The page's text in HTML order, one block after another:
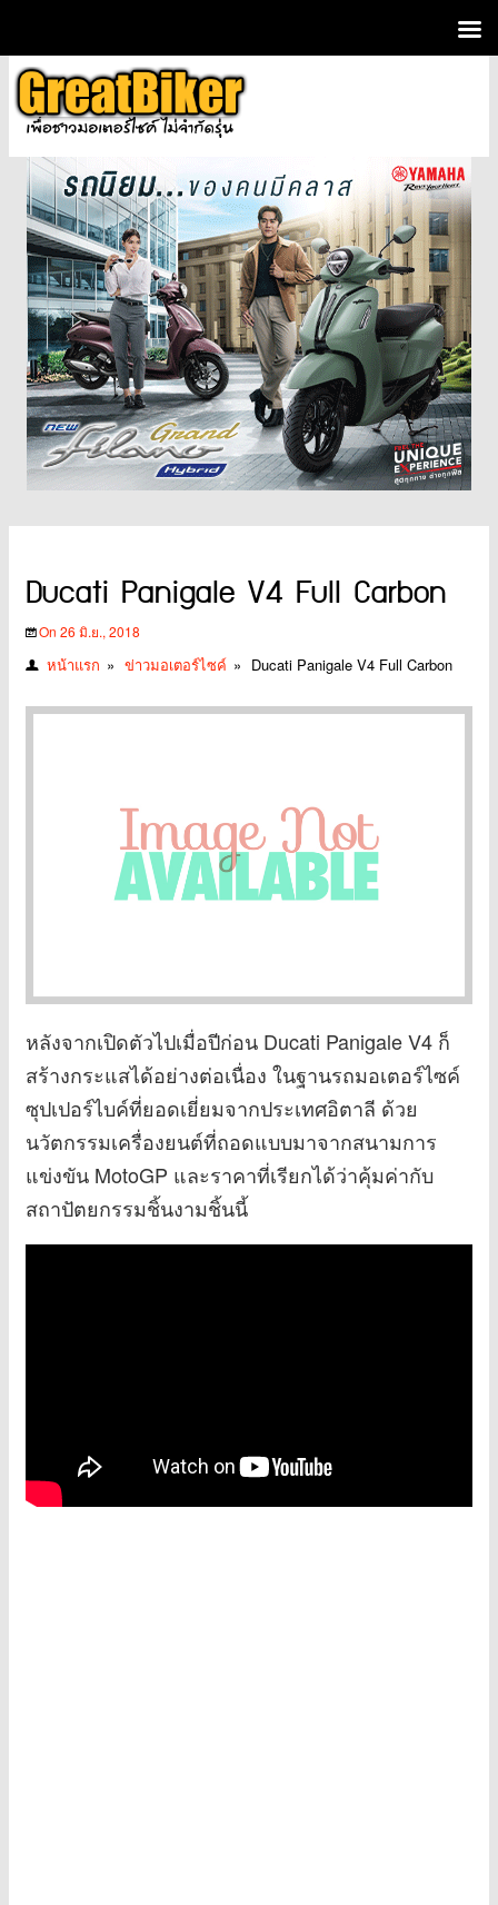
Ducati Panigale V4 Full Carbon
On 26 มิ.ย., 2018
หน้าแรก » ข่าวมอเตอร์ไซค์ » Ducati Panigale V4 Full Carbon
หลังจากเปิดตัวไปเมื่อปีก่อน Ducati Panigale V4 ก็
สร้างกระแสได้อย่างต่อเนื่อง ในฐานรถมอเตอร์ไซค์
ซุปเปอร์ไบค์ที่ยอดเยี่ยมจากประเทศอิตาลี ด้วย
นวัตกรรมเครื่องยนต์ที่ถอดแบบมาจากสนามการ
แข่งขัน MotoGP และราคาที่เรียกได้ว่าคุ้มค่ากับ
สถาปัตยกรรมชิ้นงามชิ้นนี้